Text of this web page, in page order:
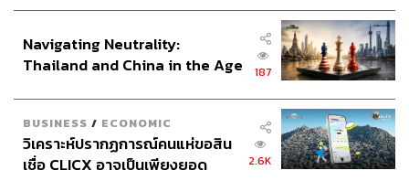
Navigating Neutrality:
Thailand and China in the Age
187
BUSINESS / ECONOMIC
วิเคราะห์ปรากฏการณ์คนแห่ขอสิน
เชื่อ CLICX อาจเป็นเพียงยอด
2.6K